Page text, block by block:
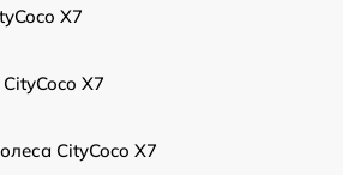
X7
X7
CityCoco X7